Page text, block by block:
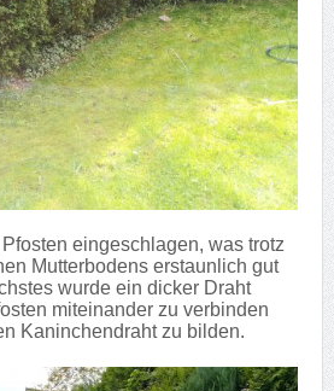
eingeschlagen, was trotz
Mutterbodens erstaunlich gut
wurde ein dicker Draht
miteinander zu verbinden
Kaninchendraht zu bilden.